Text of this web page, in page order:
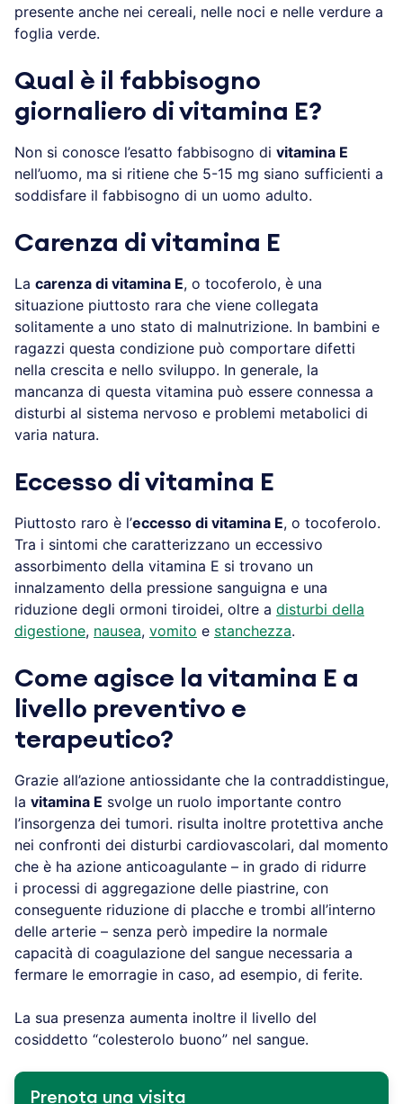
presente anche nei cereali, nelle noci e nelle verdure a
foglia verde.
Qual è il fabbisogno
giornaliero di vitamina E?
Non si conosce l’esatto fabbisogno di vitamina E
nell’uomo, ma si ritiene che 5-15 mg siano sufficienti a
soddisfare il fabbisogno di un uomo adulto.
Carenza di vitamina E
La carenza di vitamina E, o tocoferolo, è una
situazione piuttosto rara che viene collegata
solitamente a uno stato di malnutrizione. In bambini e
ragazzi questa condizione può comportare difetti
nella crescita e nello sviluppo. In generale, la
mancanza di questa vitamina può essere connessa a
disturbi al sistema nervoso e problemi metabolici di
varia natura.
Eccesso di vitamina E
Piuttosto raro è l’eccesso di vitamina E, o tocoferolo.
Tra i sintomi che caratterizzano un eccessivo
assorbimento della vitamina E si trovano un
innalzamento della pressione sanguigna e una
riduzione degli ormoni tiroidei, oltre a disturbi della
digestione, nausea, vomito e stanchezza.
Come agisce la vitamina E a
livello preventivo e
terapeutico?
Grazie all’azione antiossidante che la contraddistingue,
la vitamina E svolge un ruolo importante contro
l’insorgenza dei tumori. risulta inoltre protettiva anche
nei confronti dei disturbi cardiovascolari, dal momento
che è ha azione anticoagulante – in grado di ridurre
i processi di aggregazione delle piastrine, con
conseguente riduzione di placche e trombi all’interno
delle arterie – senza però impedire la normale
capacità di coagulazione del sangue necessaria a
fermare le emorragie in caso, ad esempio, di ferite.
La sua presenza aumenta inoltre il livello del
cosiddetto “colesterolo buono” nel sangue.
Prenota una visita